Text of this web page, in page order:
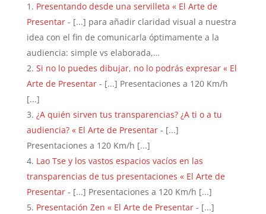
Presentando desde una servilleta « El Arte de
Presentar- [...] para añadir claridad visual a nuestra
idea con el fin de comunicarla óptimamente a la
audiencia: simple vs elaborada,…
Si no lo puedes dibujar, no lo podrás expresar « El
Arte de Presentar- [...] Presentaciones a 120 Km/h
[...]
¿A quién sirven tus transparencias? ¿A ti o a tu
audiencia? « El Arte de Presentar- [...]
Presentaciones a 120 Km/h [...]
Lao Tse y los vastos espacios vacíos en las
transparencias de tus presentaciones « El Arte de
Presentar- [...] Presentaciones a 120 Km/h [...]
Presentación Zen « El Arte de Presentar- [...]